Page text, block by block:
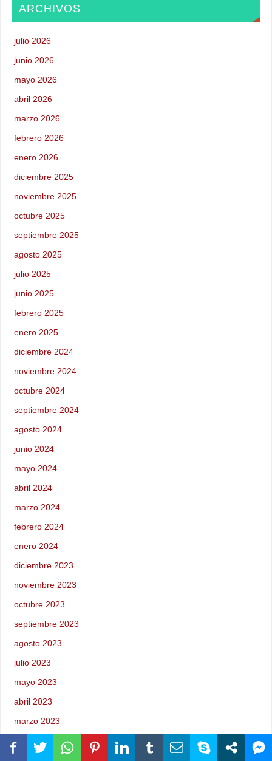
ARCHIVOS
julio 2026
junio 2026
mayo 2026
abril 2026
marzo 2026
febrero 2026
enero 2026
diciembre 2025
noviembre 2025
octubre 2025
septiembre 2025
agosto 2025
julio 2025
junio 2025
febrero 2025
enero 2025
diciembre 2024
noviembre 2024
octubre 2024
septiembre 2024
agosto 2024
junio 2024
mayo 2024
abril 2024
marzo 2024
febrero 2024
enero 2024
diciembre 2023
noviembre 2023
octubre 2023
septiembre 2023
agosto 2023
julio 2023
mayo 2023
abril 2023
marzo 2023
febrero 2023